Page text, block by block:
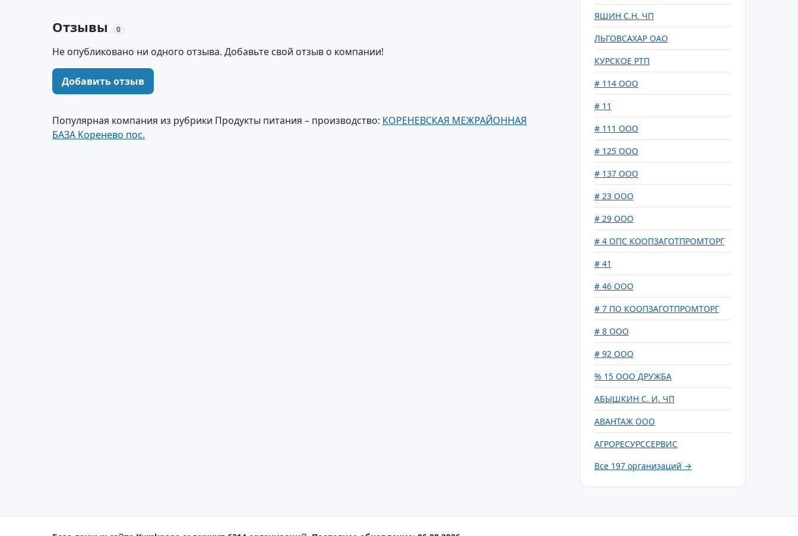
Отзывы 0
Не опубликовано ни одного отзыва. Добавьте свой отзыв о компании!
Добавить отзыв
Популярная компания из рубрики Продукты питания – производство: КОРЕНЕВСКАЯ МЕЖРАЙОННАЯ
БАЗА Коренево пос.
ЯШИН С.Н. ЧП
ЛЬГОВСАХАР ОАО
КУРСКОЕ РТП
# 114 ООО
# 11
# 111 ООО
# 125 ООО
# 137 ООО
# 23 ООО
# 29 ООО
# 4 ОПС КООПЗАГОТПРОМТОРГ
# 41
# 46 ООО
# 7 ПО КООПЗАГОТПРОМТОРГ
# 8 ООО
# 92 ООО
% 15 ООО ДРУЖБА
АБЫШКИН С. И. ЧП
АВАНТАЖ ООО
АГРОРЕСУРССЕРВИС
Все 197 организаций →